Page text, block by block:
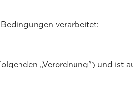
verarbeitet:
„Verordnung") und ist